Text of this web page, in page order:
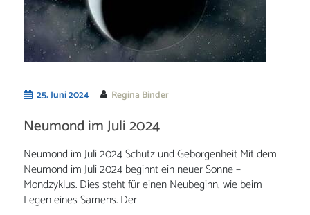
25. Juni 2024 Regina Binder
Neumond im Juli 2024
Neumond im Juli 2024 Schutz und Geborgenheit Mit dem
Neumond im Juli 2024 beginnt ein neuer Sonne –
Mondzyklus. Dies steht für einen Neubeginn, wie beim
Legen eines Samens. Der